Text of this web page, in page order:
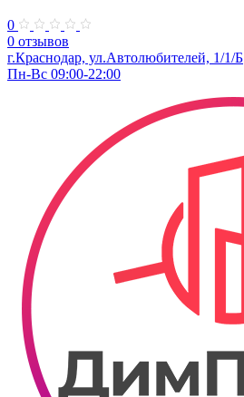
0
0 отзывов
г.Краснодар, ул.Автолюбителей, 1/1/Б
Пн-Вс 09:00-22:00